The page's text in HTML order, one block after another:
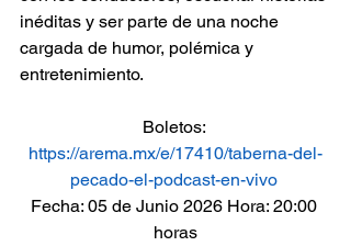
inéditas y ser parte de una noche
cargada de humor, polémica y
entretenimiento.
Boletos:
https://arema.mx/e/17410/taberna-del-
pecado-el-podcast-en-vivo
Fecha: 05 de Junio 2026 Hora: 20:00
horas